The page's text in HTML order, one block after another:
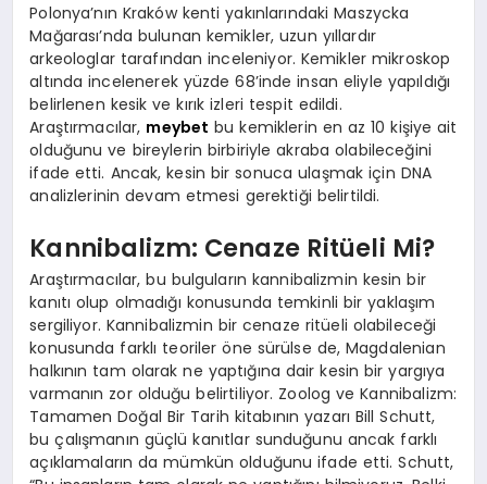
Polonya’nın Kraków kenti yakınlarındaki Maszycka
Mağarası’nda bulunan kemikler, uzun yıllardır
arkeologlar tarafından inceleniyor. Kemikler mikroskop
altında incelenerek yüzde 68’inde insan eliyle yapıldığı
belirlenen kesik ve kırık izleri tespit edildi.
Araştırmacılar, meybet bu kemiklerin en az 10 kişiye ait
olduğunu ve bireylerin birbiriyle akraba olabileceğini
ifade etti. Ancak, kesin bir sonuca ulaşmak için DNA
analizlerinin devam etmesi gerektiği belirtildi.
Kannibalizm: Cenaze Ritüeli Mi?
Araştırmacılar, bu bulguların kannibalizmin kesin bir
kanıtı olup olmadığı konusunda temkinli bir yaklaşım
sergiliyor. Kannibalizmin bir cenaze ritüeli olabileceği
konusunda farklı teoriler öne sürülse de, Magdalenian
halkının tam olarak ne yaptığına dair kesin bir yargıya
varmanın zor olduğu belirtiliyor. Zoolog ve Kannibalizm:
Tamamen Doğal Bir Tarih kitabının yazarı Bill Schutt,
bu çalışmanın güçlü kanıtlar sunduğunu ancak farklı
açıklamaların da mümkün olduğunu ifade etti. Schutt,